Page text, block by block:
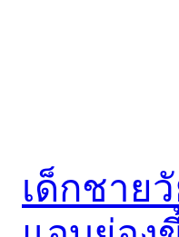
เด็กชาย